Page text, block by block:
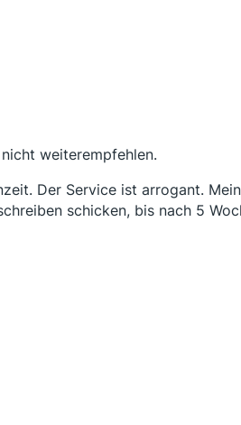
weiterempfehlen.
Der Service ist arrogant.
schicken, bis nach 5